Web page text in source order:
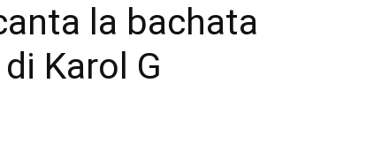
la bachata
Karol G